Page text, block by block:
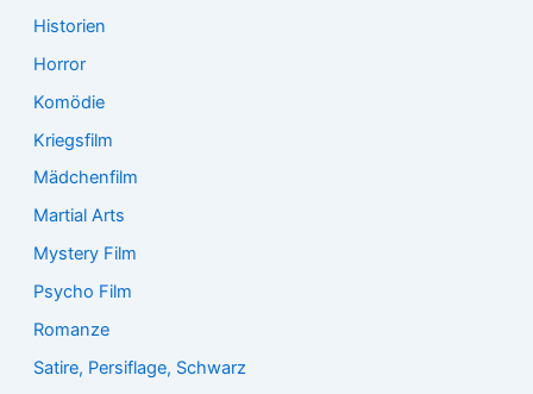
Historien
Horror
Komödie
Kriegsfilm
Mädchenfilm
Martial Arts
Mystery Film
Psycho Film
Romanze
Satire, Persiflage, Schwarz